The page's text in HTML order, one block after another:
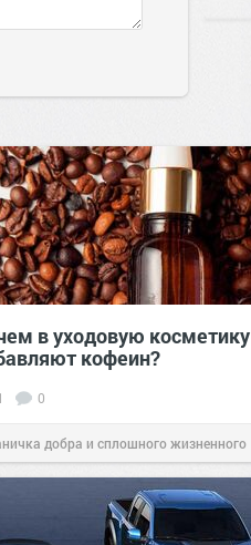
в уходовую косметику
кофеин?
0
добра и сплошного жизненного
08:5808 апр 2026